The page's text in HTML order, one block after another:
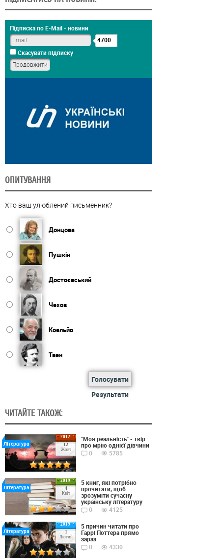
Підписка по E-Mail - новини
4700
Скасувати підписку
ОПИТУВАННЯ
Хто ваш улюблений письменник?
Донцова
Пушкін
Достоєвський
Чехов
Коельйо
Твен
Голосувати
Результати
ЧИТАЙТЕ ТАКОЖ:
2012
12
Жовт
Література
"Моя реальність" - твір
про мрію однієї дівчини
0
5785
2019
4
Квіт
Література
5 книг, які потрібно
прочитати, щоб
зрозуміти сучасну
українську літературу
0
4125
2019
1
Лютий
Література
5 причин читати про
Гаррі Поттера прямо
зараз
0
4330